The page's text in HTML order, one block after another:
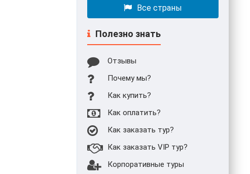
Все страны
Полезно знать
Отзывы
Почему мы?
Как купить?
Как оплатить?
Как заказать тур?
Как заказать VIP тур?
Корпоративные туры